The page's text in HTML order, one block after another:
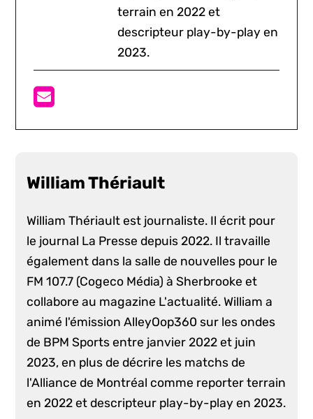
terrain en 2022 et
descripteur play-by-play en
2023.
William Thériault
William Thériault est journaliste. Il écrit pour
le journal La Presse depuis 2022. Il travaille
également dans la salle de nouvelles pour le
FM 107.7 (Cogeco Média) à Sherbrooke et
collabore au magazine L'actualité. William a
animé l'émission AlleyOop360 sur les ondes
de BPM Sports entre janvier 2022 et juin
2023, en plus de décrire les matchs de
l'Alliance de Montréal comme reporter terrain
en 2022 et descripteur play-by-play en 2023.